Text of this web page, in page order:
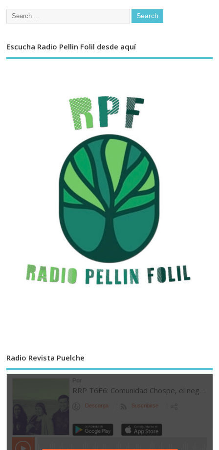
Escucha Radio Pellin Folil desde aquí
Radio Revista Puelche